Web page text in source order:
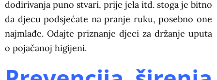
dodirivanja puno stvari, prije jela itd. stoga je bitno
da djecu podsjećate na pranje ruku, posebno one
najmlađe. Odajte priznanje djeci za držanje uputa
o pojačanoj higijeni.